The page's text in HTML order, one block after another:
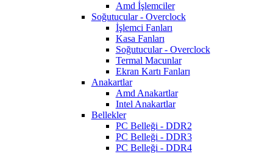
Amd İşlemciler
Soğutucular - Overclock
İşlemci Fanları
Kasa Fanları
Soğutucular - Overclock
Termal Macunlar
Ekran Kartı Fanları
Anakartlar
Amd Anakartlar
Intel Anakartlar
Bellekler
PC Belleği - DDR2
PC Belleği - DDR3
PC Belleği - DDR4